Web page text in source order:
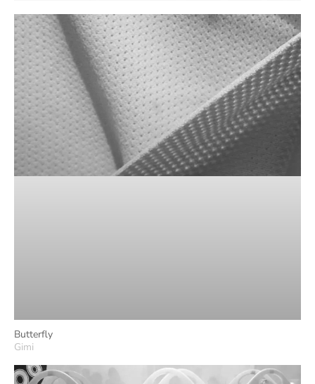
Butterfly
Gimi